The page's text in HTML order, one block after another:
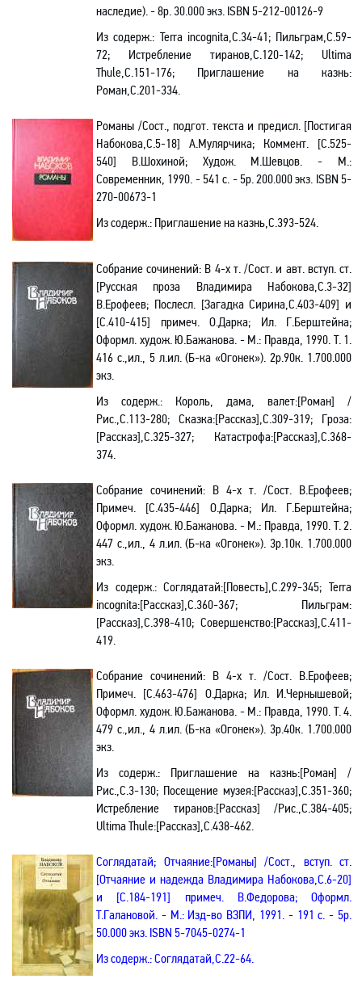
наследие). - 8р. 30.000 экз. ISBN 5-212-00126-9
Из содерж.: Terra incognita,С.34-41; Пильграм,С.59-
72; Истребление тиранов,С.120-142; Ultima
Thule,С.151-176; Приглашение на казнь:
Роман,С.201-334.
Романы /Сост., подгот. текста и предисл. [Постигая
Набокова,С.5-18] А.Мулярчика; Коммент. [С.525-
540] В.Шохиной; Худож. М.Шевцов. - М.:
Современник, 1990. - 541 с. - 5р. 200.000 экз. ISBN 5-
270-00673-1
Из содерж.: Приглашение на казнь,С.393-524.
Собрание сочинений: В 4-х т. /Сост. и авт. вступ. ст.
[Русская проза Владимира Набокова,С.3-32]
В.Ерофеев; Послесл. [Загадка Сирина,С.403-409] и
[С.410-415] примеч. О.Дарка; Ил. Г.Берштейна;
Оформл. худож. Ю.Бажанова. - М.: Правда, 1990. Т. 1.
416 с.,ил., 5 л.ил. (Б-ка «Огонек»). 2р.90к. 1.700.000
экз.
Из содерж.:
Король, дама, валет:[Роман] /
Рис.,С.113-280; Сказка:[Рассказ],С.309-319; Гроза:
[Рассказ],С.325-327; Катастрофа:[Рассказ],С.368-
374.
Собрание сочинений: В 4-х т. /Сост. В.Ерофеев;
Примеч. [С.435-446] О.Дарка; Ил. Г.Берштейна;
Оформл. худож. Ю.Бажанова. - М.: Правда, 1990. Т.2.
447 с.,ил., 4 л.ил. (Б-ка «Огонек»). 3р.10к. 1.700.000
экз.
Из содерж.:Соглядатай:[Повесть],С.299-345;Terra
incognita:[Рассказ],С.360-367; Пильграм:
[Рассказ],С.398-410; Совершенство:[Рассказ],С.411-
419.
Собрание сочинений: В 4-х т. /Сост. В.Ерофеев;
Примеч. [С.463-476] О.Дарка; Ил. И.Чернышевой;
Оформл. худож. Ю.Бажанова. - М.: Правда, 1990. Т. 4.
479 с.,ил., 4 л.ил. (Б-ка «Огонек»). 3р.40к. 1.700.000
экз.
Из содерж.: Приглашение на казнь:[Роман] /
Рис.,С.3-130; Посещение музея:[Рассказ],С.351-360;
Истребление тиранов:[Рассказ] /Рис.,С.384-405;
Ultima Thule:[Рассказ],С.438-462.
Соглядатай; Отчаяние:[Романы] /Сост., вступ. ст.
[Отчаяние и надежда Владимира Набокова,С.6-20]
и [С.184-191] примеч. В.Федорова; Оформл.
Т.Галановой. - М.: Изд-во ВЗПИ, 1991. - 191 с. - 5р.
50.000 экз. ISBN 5-7045-0274-1
Из содерж.:Соглядатай,С.22-64.